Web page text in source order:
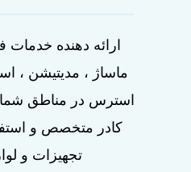
ارائه دهنده
ماساژ ، مدیتیشن ،
استرس در مناطق
کادر متخصص و
تجهیزات و